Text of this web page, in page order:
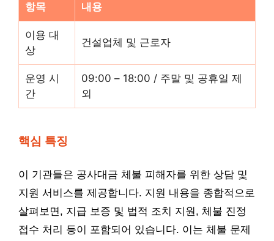
항목 내용
이용 대
상
건설업체 및 근로자
운영 시
간
09:00 – 18:00 / 주말 및 공휴일 제
외
핵심 특징
이 기관들은 공사대금 체불 피해자를 위한 상담 및
지원 서비스를 제공합니다. 지원 내용을 종합적으로
살펴보면, 지급 보증 및 법적 조치 지원, 체불 진정
접수 처리 등이 포함되어 있습니다. 이는 체불 문제